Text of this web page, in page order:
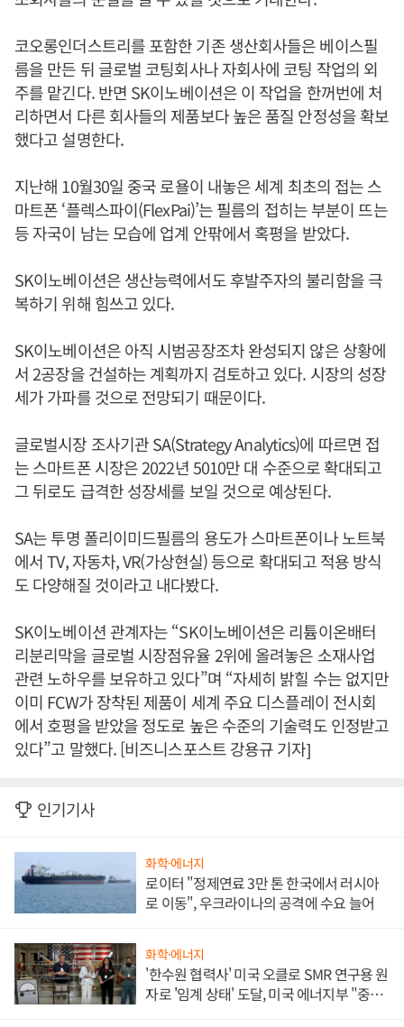
코오롱인더스트리를 포함한 기존 생산회사들은 베이스필
름을 만든 뒤 글로벌 코팅회사나 자회사에 코팅 작업의 외
주를 맡긴다. 반면 SK이노베이션은 이 작업을 한꺼번에 처
리하면서 다른 회사들의 제품보다 높은 품질 안정성을 확보
했다고 설명한다.
지난해 10월30일 중국 로욜이 내놓은 세계 최초의 접는 스
마트폰 ‘플렉스파이(FlexPai)’는 필름의 접히는 부분이 뜨는
등 자국이 남는 모습에 업계 안팎에서 혹평을 받았다.
SK이노베이션은 생산능력에서도 후발주자의 불리함을 극
복하기 위해 힘쓰고 있다.
SK이노베이션은 아직 시범공장조차 완성되지 않은 상황에
서 2공장을 건설하는 계획까지 검토하고 있다. 시장의 성장
세가 가파를 것으로 전망되기 때문이다.
글로벌시장 조사기관 SA(Strategy Analytics)에 따르면 접
는 스마트폰 시장은 2022년 5010만 대 수준으로 확대되고
그 뒤로도 급격한 성장세를 보일 것으로 예상된다.
SA는 투명 폴리이미드필름의 용도가 스마트폰이나 노트북
에서 TV, 자동차, VR(가상현실) 등으로 확대되고 적용 방식
도 다양해질 것이라고 내다봤다.
SK이노베이션 관계자는 “SK이노베이션은 리튬이온배터
리분리막을 글로벌 시장점유율 2위에 올려놓은 소재사업
관련 노하우를 보유하고 있다”며 “자세히 밝힐 수는 없지만
이미 FCW가 장착된 제품이 세계 주요 디스플레이 전시회
에서 호평을 받았을 정도로 높은 수준의 기술력도 인정받고
있다”고 말했다. [비즈니스포스트 강용규 기자]
인기기사
화학·에너지
로이터 "정제연료 3만 톤 한국에서 러시아
로 이동", 우크라이나의 공격에 수요 늘어
화학·에너지
'한수원 협력사' 미국 오클로 SMR 연구용 원
자로 '임계 상태' 도달, 미국 에너지부 "중요